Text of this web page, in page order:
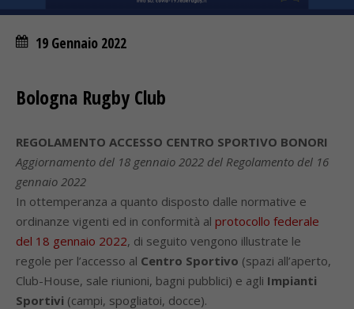
19 Gennaio 2022
Bologna Rugby Club
REGOLAMENTO ACCESSO CENTRO SPORTIVO BONORI
Aggiornamento del 18 gennaio 2022 del Regolamento del 16
gennaio 2022
In ottemperanza a quanto disposto dalle normative e
ordinanze vigenti ed in conformità al protocollo federale
del 18 gennaio 2022, di seguito vengono illustrate le
regole per l’accesso al Centro Sportivo (spazi all’aperto,
Club-House, sale riunioni, bagni pubblici) e agli Impianti
Sportivi (campi, spogliatoi, docce).